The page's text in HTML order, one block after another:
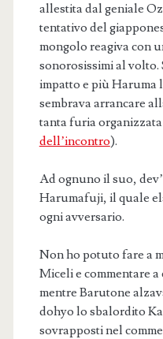
allestita dal geniale
tentativo del
mongolo reagiva con
sonorosissimi al volto.
impatto e più Haruma
sembrava arrancare
tanta furia
dell’incontro).
Ad ognuno il suo,
Harumafuji, il quale
ogni avversario.
Non ho potuto fare a
Miceli e commentare
mentre Barutone
dohyo lo sbalordito
sovrapposti nel